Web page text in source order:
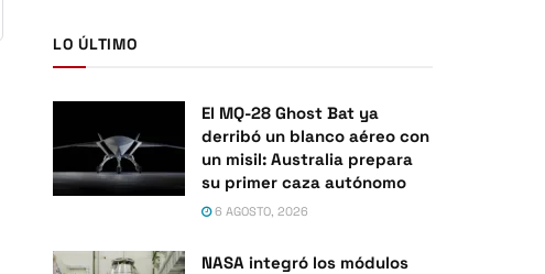
LO ÚLTIMO
El MQ-28 Ghost Bat ya
derribó un blanco aéreo con
un misil: Australia prepara
su primer caza autónomo
6 AGOSTO, 2026
NASA integró los módulos